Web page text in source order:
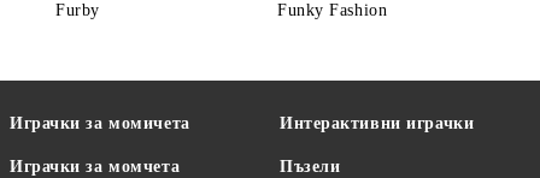
Furby Funky Fashion
Играчки за момичета
Играчки за момчета
Интерактивни играчки
Пъзели